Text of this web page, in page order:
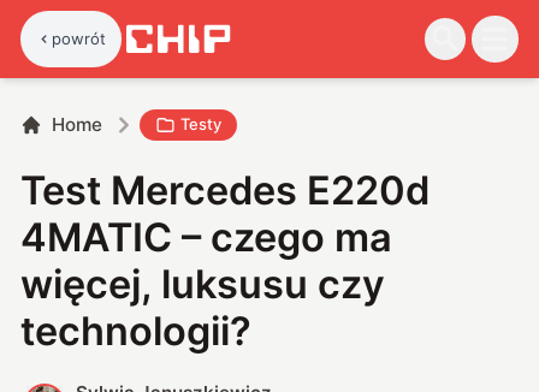
powrót
Home Testy
Test Mercedes E220d
4MATIC – czego ma
więcej, luksusu czy
technologii?